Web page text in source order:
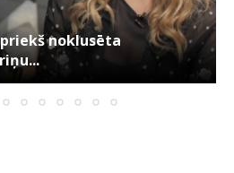
noklusēta